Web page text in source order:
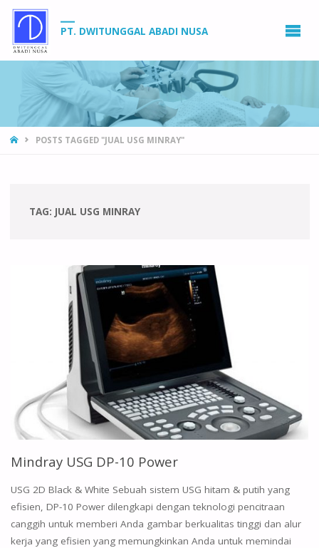
PT. DWITUNGGAL ABADI NUSA
HOMEPOSTS TAGGED "JUAL USG MINRAY"
TAG: JUAL USG MINRAY
Mindray USG DP-10 Power
USG 2D Black & White Sebuah sistem USG hitam & putih yang
efisien, DP-10 Power dilengkapi dengan teknologi pencitraan
canggih untuk memberi Anda gambar berkualitas tinggi dan alur
kerja yang efisien yang memungkinkan Anda untuk memindai